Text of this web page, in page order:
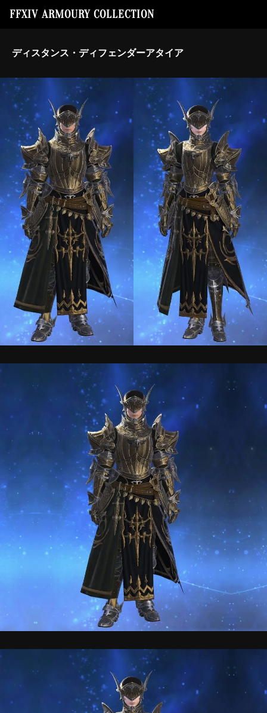
FFXIV ARMOURY COLLECTION
ディスタンス・ディフェンダーアタイア